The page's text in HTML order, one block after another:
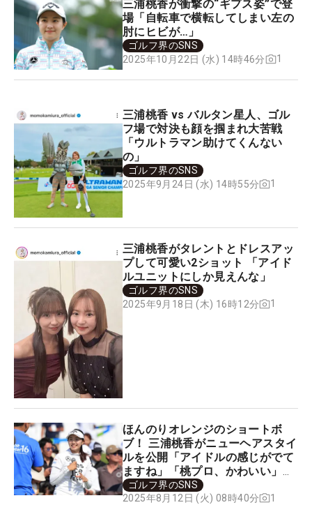
三浦桃香が衝撃の“ギプス姿”で登
場「自転車で横転してしまい左の
肘にヒビが…」
ゴルフ界のSNS
2025年10月22日 (水) 14時46分
1
三浦桃香 vs バルタン星人、ゴル
フ場で対決も顔を掴まれ大苦戦
「ウルトラマン助けてくんない
の」
ゴルフ界のSNS
2025年9月24日 (水) 14時55分
1
三浦桃香がタレントとドレスアッ
プして可愛い2ショット 「アイド
ルユニットにしか見えんな」
ゴルフ界のSNS
2025年9月18日 (木) 16時12分
1
ほんのりオレンジのショートボ
ブ！ 三浦桃香がニューヘアスタイ
ルを公開「アイドルの感じがでて
ますね」「桃プロ、かわいい」と
称賛の声続出
ゴルフ界のSNS
2025年8月12日 (火) 08時40分
1